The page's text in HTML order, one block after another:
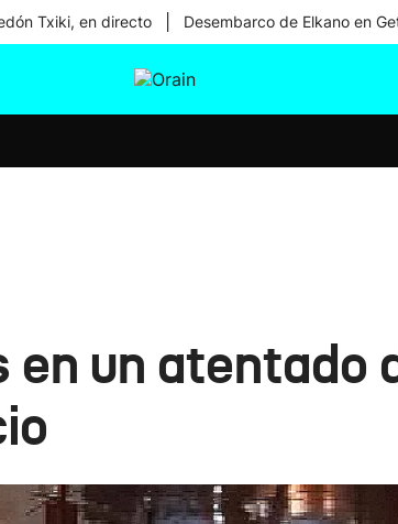
Txiki, en directo Desembarco de Elkano en
un atentado